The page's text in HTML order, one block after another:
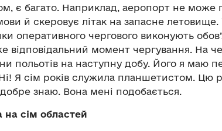
є багато. Наприклад, аеропорт не може
й скеровує літак на запасне
оперативного чергового виконують
відповідальний момент чергування. На
польотів на наступну добу. Його я маю
Я сім років служила планшетистом. Цю
добре знаю. Вона мені подобається.
на сім областей